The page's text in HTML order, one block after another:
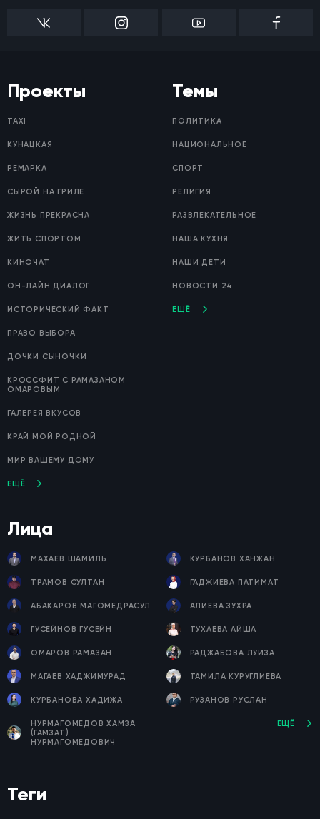
Проекты
TAXI
КУНАЦКАЯ
РЕМАРКА
СЫРОЙ НА ГРИЛЕ
ЖИЗНЬ ПРЕКРАСНА
ЖИТЬ СПОРТОМ
КИНОЧАТ
ОН-ЛАЙН ДИАЛОГ
ИСТОРИЧЕСКИЙ ФАКТ
ПРАВО ВЫБОРА
ДОЧКИ СЫНОЧКИ
КРОССФИТ С РАМАЗАНОМ
ОМАРОВЫМ
ГАЛЕРЕЯ ВКУСОВ
КРАЙ МОЙ РОДНОЙ
МИР ВАШЕМУ ДОМУ
ЕЩЁ
Темы
ПОЛИТИКА
НАЦИОНАЛЬНОЕ
СПОРТ
РЕЛИГИЯ
РАЗВЛЕКАТЕЛЬНОЕ
НАША КУХНЯ
НАШИ ДЕТИ
НОВОСТИ 24
ЕЩЁ
Лица
МАХАЕВ ШАМИЛЬ КУРБАНОВ ХАНЖАН
ТРАМОВ СУЛТАН ГАДЖИЕВА ПАТИМАТ
АБАКАРОВ МАГОМЕДРАСУЛ АЛИЕВА ЗУХРА
ГУСЕЙНОВ ГУСЕЙН ТУХАЕВА АЙША
ОМАРОВ РАМАЗАН РАДЖАБОВА ЛУИЗА
МАГАЕВ ХАДЖИМУРАД ТАМИЛА КУРУГЛИЕВА
КУРБАНОВА ХАДИЖА РУЗАНОВ РУСЛАН
НУРМАГОМЕДОВ ХАМЗА
(ГАМЗАТ)
НУРМАГОМЕДОВИЧ
ЕЩЁ
Теги